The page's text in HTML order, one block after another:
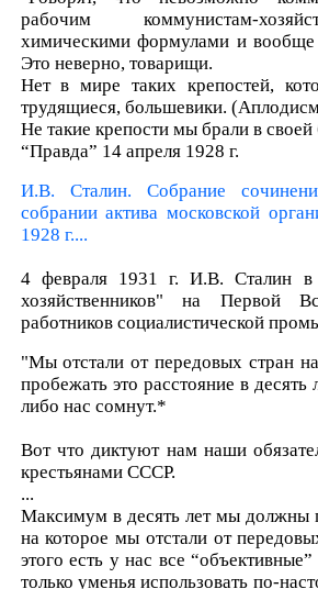
рабочим коммунистам-
химическими формулами и вообще
Это неверно, товарищи.
Нет в мире таких крепостей,
трудящиеся, большевики.
Не такие крепости мы брали в
“Правда” 14 апреля 1928 г.
И.В. Сталин. Собрание
собрании актива московской
1928 г....
4 февраля 1931 г. И.В. Сталин
хозяйственников" на Первой
работников социалистической
"Мы отстали от передовых стран
пробежать это расстояние в
либо нас сомнут.*
Вот что диктуют нам наши
крестьянами СССР.
...
Максимум в десять лет мы должны
на которое мы отстали от
этого есть у нас все
только уменья использовать по-